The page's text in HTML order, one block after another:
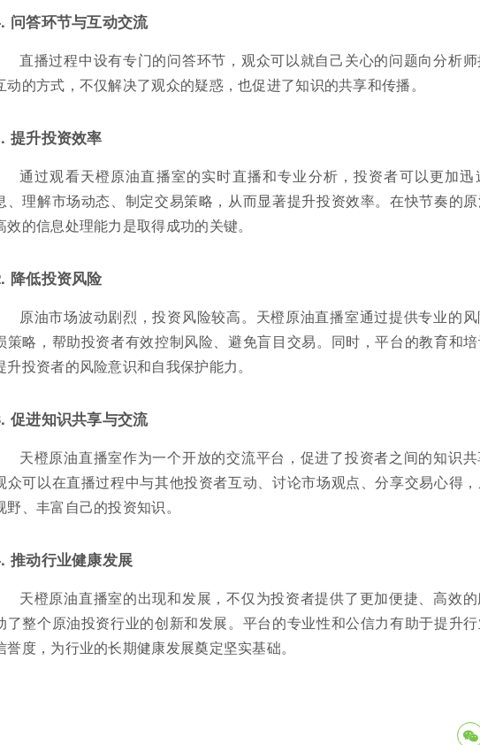
问答环节与互动交流
直播过程中设有专门的问答环节，观众可以就自己关心的问题向分析
动的方式，不仅解决了观众的疑惑，也促进了知识的共享和传播。
提升投资效率
通过观看天橙原油直播室的实时直播和专业分析，投资者可以更加
、理解市场动态、制定交易策略，从而显著提升投资效率。在快节奏的
效的信息处理能力是取得成功的关键。
降低投资风险
原油市场波动剧烈，投资风险较高。天橙原油直播室通过提供专业的
策略，帮助投资者有效控制风险、避免盲目交易。同时，平台的教育和
升投资者的风险意识和自我保护能力。
促进知识共享与交流
天橙原油直播室作为一个开放的交流平台，促进了投资者之间的知识共
众可以在直播过程中与其他投资者互动、讨论市场观点、分享交易心得
野、丰富自己的投资知识。
推动行业健康发展
天橙原油直播室的出现和发展，不仅为投资者提供了更加便捷、高效
了整个原油投资行业的创新和发展。平台的专业性和公信力有助于提升
誉度，为行业的长期健康发展奠定坚实基础。